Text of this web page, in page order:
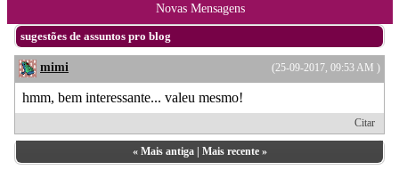
Novas Mensagens
sugestões de assuntos pro blog
(25-09-2017, 09:53 AM )
mimi
hmm, bem interessante... valeu mesmo!
Citar
« Mais antiga| Mais recente»